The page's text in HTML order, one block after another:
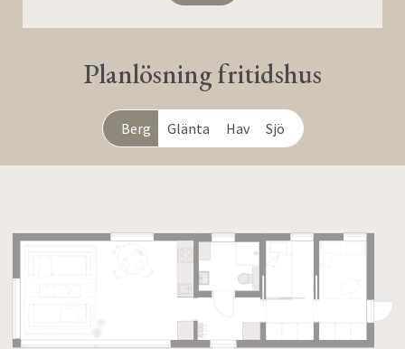
Planlösning fritidshus
Berg Glänta Hav Sjö